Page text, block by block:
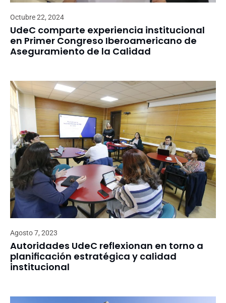
Octubre 22, 2024
UdeC comparte experiencia institucional
en Primer Congreso Iberoamericano de
Aseguramiento de la Calidad
Agosto 7, 2023
Autoridades UdeC reflexionan en torno a
planificación estratégica y calidad
institucional